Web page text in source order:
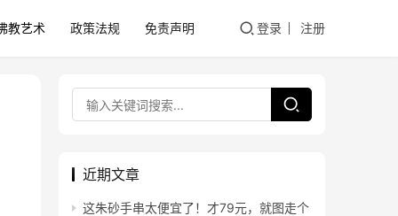
教艺术 政策法规 免责声明 登录 注册
近期文章
这朱砂手串太便宜了！才79元，就图走个